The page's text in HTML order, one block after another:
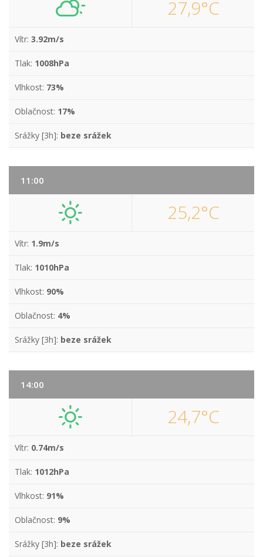
27,9°C
Vítr: 3.92m/s
Tlak: 1008hPa
Vlhkost: 73%
Oblačnost: 17%
Srážky [3h]: beze srážek
11:00
25,2°C
Vítr: 1.9m/s
Tlak: 1010hPa
Vlhkost: 90%
Oblačnost: 4%
Srážky [3h]: beze srážek
14:00
24,7°C
Vítr: 0.74m/s
Tlak: 1012hPa
Vlhkost: 91%
Oblačnost: 9%
Srážky [3h]: beze srážek